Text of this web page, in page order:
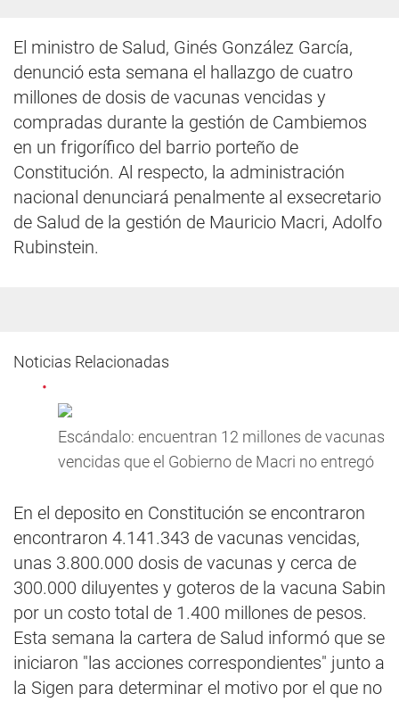
El ministro de Salud, Ginés González García,
denunció esta semana el hallazgo de cuatro
millones de dosis de vacunas vencidas y
compradas durante la gestión de Cambiemos
en un frigorífico del barrio porteño de
Constitución. Al respecto, la administración
nacional denunciará penalmente al exsecretario
de Salud de la gestión de Mauricio Macri, Adolfo
Rubinstein.
Noticias Relacionadas
Escándalo: encuentran 12 millones de vacunas
vencidas que el Gobierno de Macri no entregó
En el deposito en Constitución se encontraron
encontraron 4.141.343 de vacunas vencidas,
unas 3.800.000 dosis de vacunas y cerca de
300.000 diluyentes y goteros de la vacuna Sabin
por un costo total de 1.400 millones de pesos.
Esta semana la cartera de Salud informó que se
iniciaron "las acciones correspondientes" junto a
la Sigen para determinar el motivo por el que no